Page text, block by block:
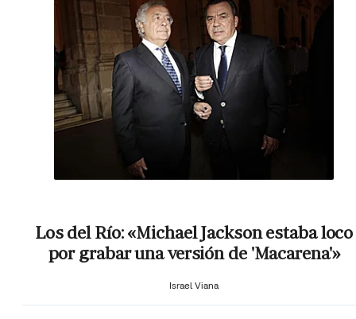
Los del Río: «Michael Jackson estaba loco
por grabar una versión de 'Macarena'»
Israel Viana